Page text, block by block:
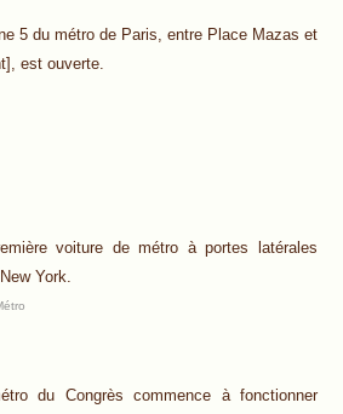
5 du métro de Paris, entre Place Mazas et
est ouverte.
voiture de métro à portes latérales
York.
du Congrès commence à fonctionner